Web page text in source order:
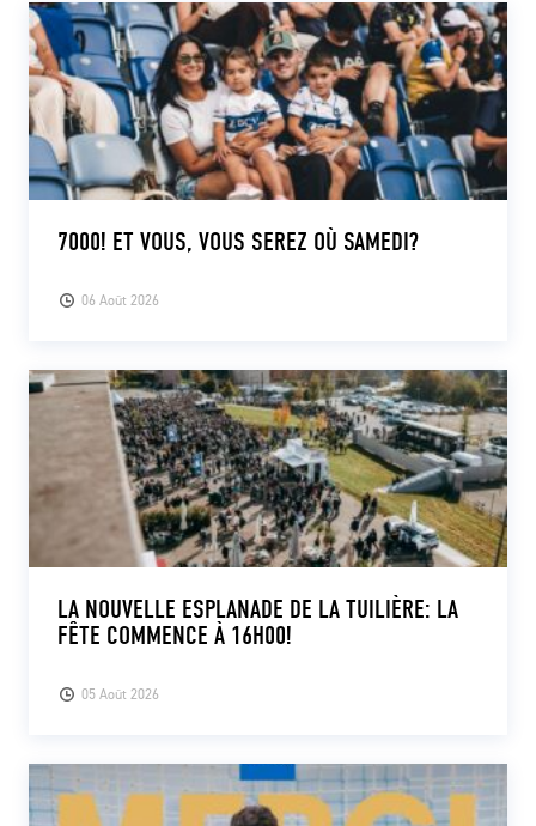
06 Août 2026
7000! ET VOUS, VOUS SEREZ OÙ SAMEDI?
05 Août 2026
LA NOUVELLE ESPLANADE DE LA TUILIÈRE: LA
FÊTE COMMENCE À 16H00!